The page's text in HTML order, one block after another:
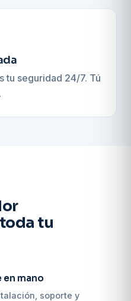
tu seguridad 24/7. Tú
tu
en mano
soporte y